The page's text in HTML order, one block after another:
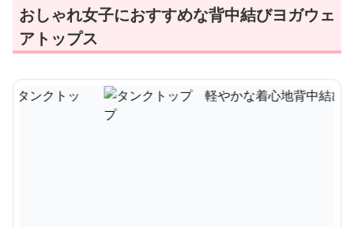
おしゃれ女子におすすめな背中結びヨガウェ
アトップス